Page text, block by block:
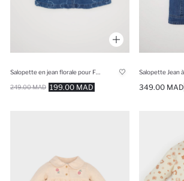
199.00 MAD
249.00 MAD 349.00 MAD